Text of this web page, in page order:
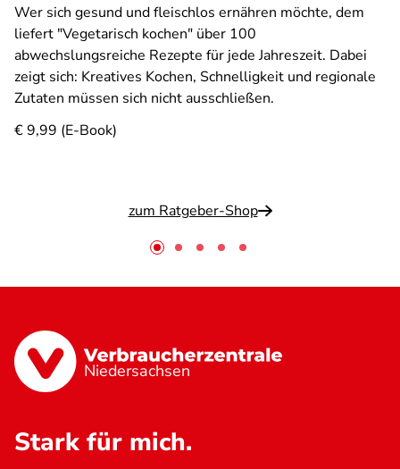
Wer sich gesund und fleischlos ernähren möchte, dem
liefert "Vegetarisch kochen" über 100
abwechslungsreiche Rezepte für jede Jahreszeit. Dabei
zeigt sich: Kreatives Kochen, Schnelligkeit und regionale
Zutaten müssen sich nicht ausschließen.
€ 9,99 (E-Book)
zum Ratgeber-Shop
Niedersachsen
Stark für mich.